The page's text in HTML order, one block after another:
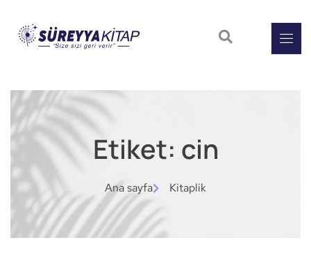
Etiket: cin
Ana sayfa Kitaplik